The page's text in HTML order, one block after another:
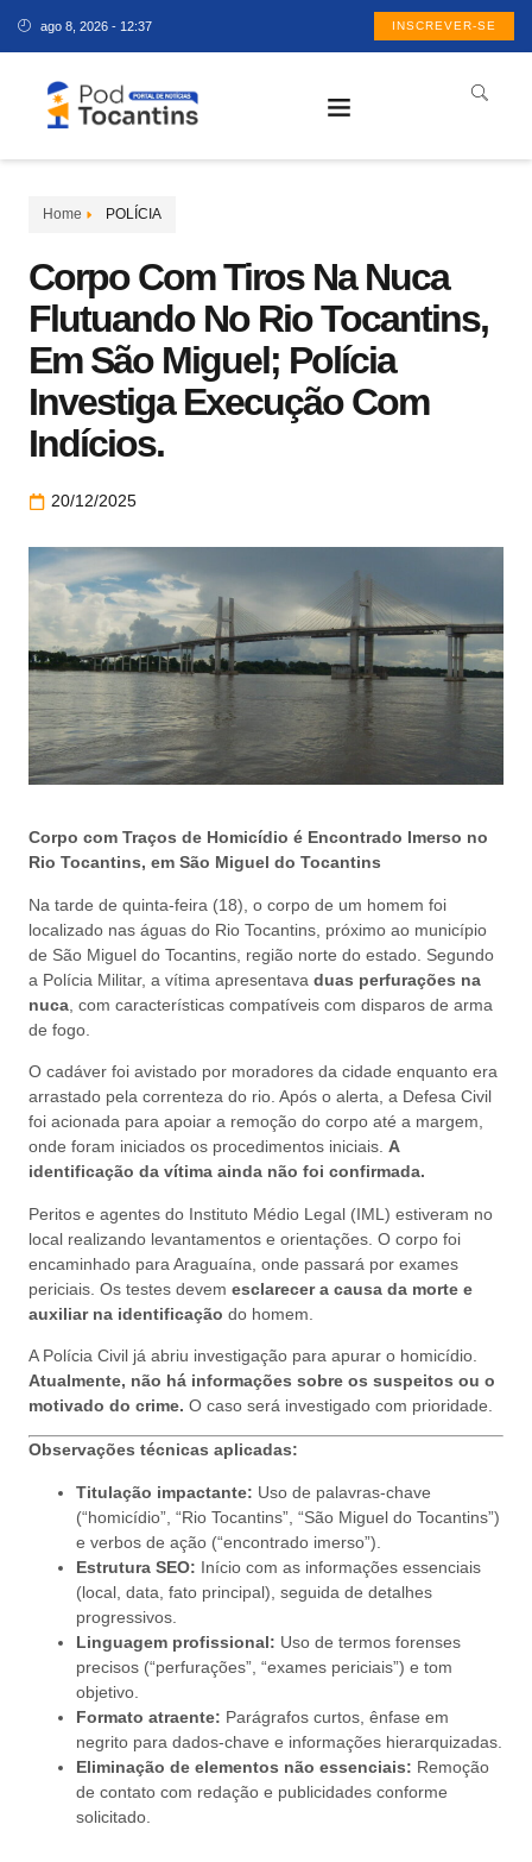
ago 8, 2026 - 12:37 INSCREVER-SE
Home POLÍCIA
Corpo Com Tiros Na Nuca
Flutuando No Rio Tocantins,
Em São Miguel; Polícia
Investiga Execução Com
Indícios.
20/12/2025
Corpo com Traços de Homicídio é Encontrado Imerso no
Rio Tocantins, em São Miguel do Tocantins
Na tarde de quinta-feira (18), o corpo de um homem foi
localizado nas águas do Rio Tocantins, próximo ao município
de São Miguel do Tocantins, região norte do estado. Segundo
a Polícia Militar, a vítima apresentava duas perfurações na
nuca , com características compatíveis com disparos de arma
de fogo.
O cadáver foi avistado por moradores da cidade enquanto era
arrastado pela correnteza do rio. Após o alerta, a Defesa Civil
foi acionada para apoiar a remoção do corpo até a margem,
onde foram iniciados os procedimentos iniciais. A
identificação da vítima ainda não foi confirmada.
Peritos e agentes do Instituto Médio Legal (IML) estiveram no
local realizando levantamentos e orientações. O corpo foi
encaminhado para Araguaína, onde passará por exames
periciais. Os testes devem esclarecer a causa da morte e
auxiliar na identificação do homem.
A Polícia Civil já abriu investigação para apurar o homicídio.
Atualmente, não há informações sobre os suspeitos ou o
motivado do crime. O caso será investigado com prioridade.
Observações técnicas aplicadas:
Titulação impactante: Uso de palavras-chave
(“homicídio”, “Rio Tocantins”, “São Miguel do Tocantins”)
e verbos de ação (“encontrado imerso”).
Estrutura SEO: Início com as informações essenciais
(local, data, fato principal), seguida de detalhes
progressivos.
Linguagem profissional: Uso de termos forenses
precisos (“perfurações”, “exames periciais”) e tom
objetivo.
Formato atraente: Parágrafos curtos, ênfase em
negrito para dados-chave e informações hierarquizadas.
Eliminação de elementos não essenciais: Remoção
de contato com redação e publicidades conforme
solicitado.